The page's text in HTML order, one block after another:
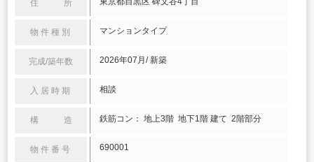
住 所
物件種別 マンションタイプ
完成/築年数 2026年07月/ 新築
入居時期 相談
構 造 鉄筋コン： 地上3階 地下1階 建て 2階部分
物件番号 690001